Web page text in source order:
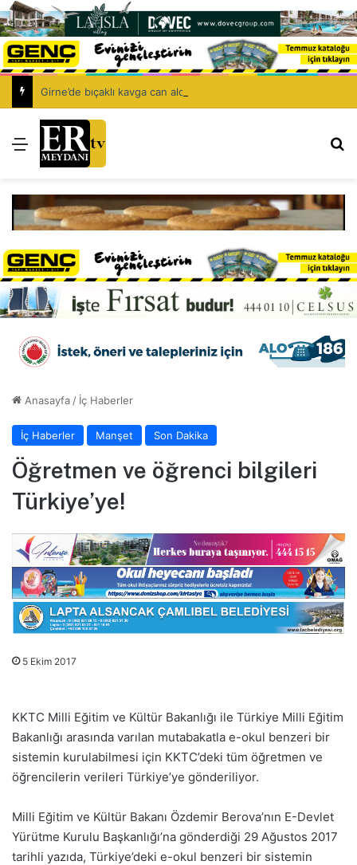
Menü
Anasayfa / İç Haberler
İç Haberler Manşet Son Dakika
Öğretmen ve öğrenci bilgileri
Türkiye’ye!
5 Ekim 2017
KKTC Milli Eğitim ve Kültür Bakanlığı ile Türkiye Milli Eğitim
Bakanlığı arasında varılan mutabakatla e-okul benzeri bir
sistemin kurulabilmesi için KKTC’deki tüm öğretmen ve
öğrencilerin verileri Türkiye’ye gönderiliyor.
Milli Eğitim ve Kültür Bakanı Özdemir Berova’nın E-Devlet
Yürütme Kurulu Başkanlığı’na gönderdiği 29 Ağustos 2017
tarihli yazıda, Türkiye’deki e-okul benzeri bir sistemin